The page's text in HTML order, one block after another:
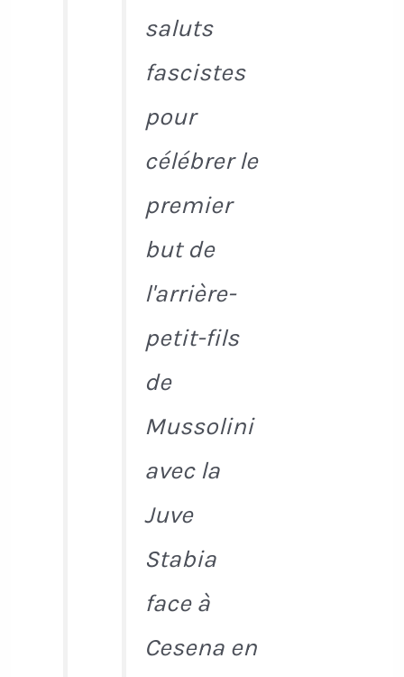
saluts
fascistes
pour
célébrer le
premier
but de
l'arrière-
petit-fils
de
Mussolini
avec la
Juve
Stabia
face à
Cesena en